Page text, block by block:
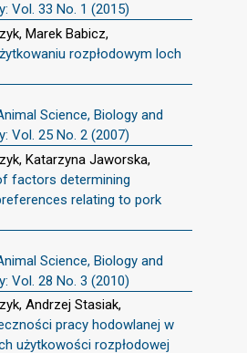
Vol. 33 No. 1 (2015)
Marek Babicz,
rozpłodowym loch
Science, Biology and
Vol. 25 No. 2 (2007)
Katarzyna Jaworska,
factors determining
relating to pork
Science, Biology and
Vol. 28 No. 3 (2010)
Andrzej Stasiak,
pracy hodowlanej w
użytkowości rozpłodowej